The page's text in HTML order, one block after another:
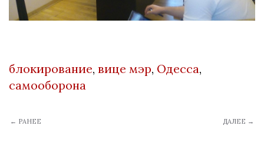
блокирование, вице мэр, Одесса,
самооборона
← РАНЕЕ ДАЛЕЕ →